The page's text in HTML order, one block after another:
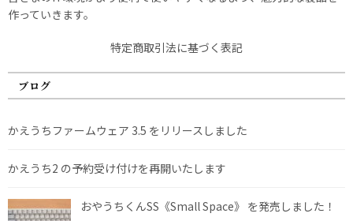
作っていきます。
特定商取引法に基づく表記
ブログ
かえうちファームウェア 3.5 をリリースしました
かえうち2 の予約受け付けを再開いたします
おやうちくんSS《Small Space》 を発売しました！